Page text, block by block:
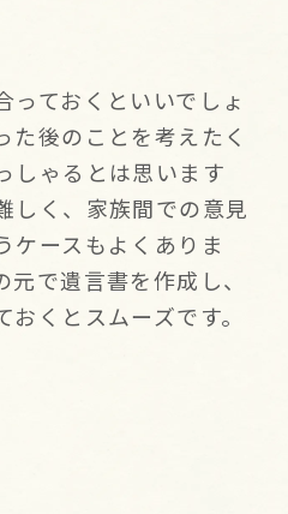
っておくといいでしょ
た後のことを考えたく
しゃるとは思います
しく、家族間での意見
ケースもよくありま
で遺言書を作成し、
くとスムーズです。